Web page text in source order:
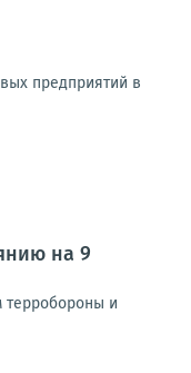
предприятий в
на 9
терробороны и